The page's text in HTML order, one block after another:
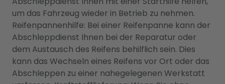
um das Fahrzeug wieder in Betrieb zu nehmen.
Reifenpannenhilfe: Bei einer Reifenpanne kann der
Abschleppdienst Ihnen bei der Reparatur oder
dem Austausch des Reifens behilflich sein. Dies
kann das Wechseln eines Reifens vor Ort oder das
Abschleppen zu einer nahegelegenen Werkstatt